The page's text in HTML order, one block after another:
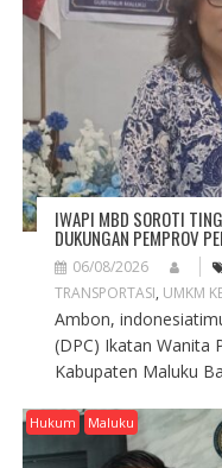
IWAPI MBD SOROTI
DUKUNGAN PEMPROV
06/08/2026
TRANSPORTASI, UMKM
Ambon,
(DPC) Ikatan Wanita
Kabupaten Maluku
Hukum Maluku